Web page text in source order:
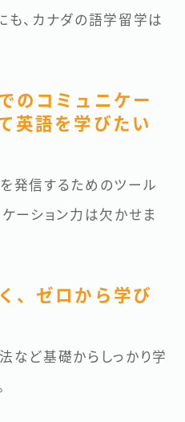
も、カナダの語学留学は
のコミュニケー
英語を学びたい
発信するためのツール
ーション力は欠かせま
、ゼロから学び
など基礎からしっかり学